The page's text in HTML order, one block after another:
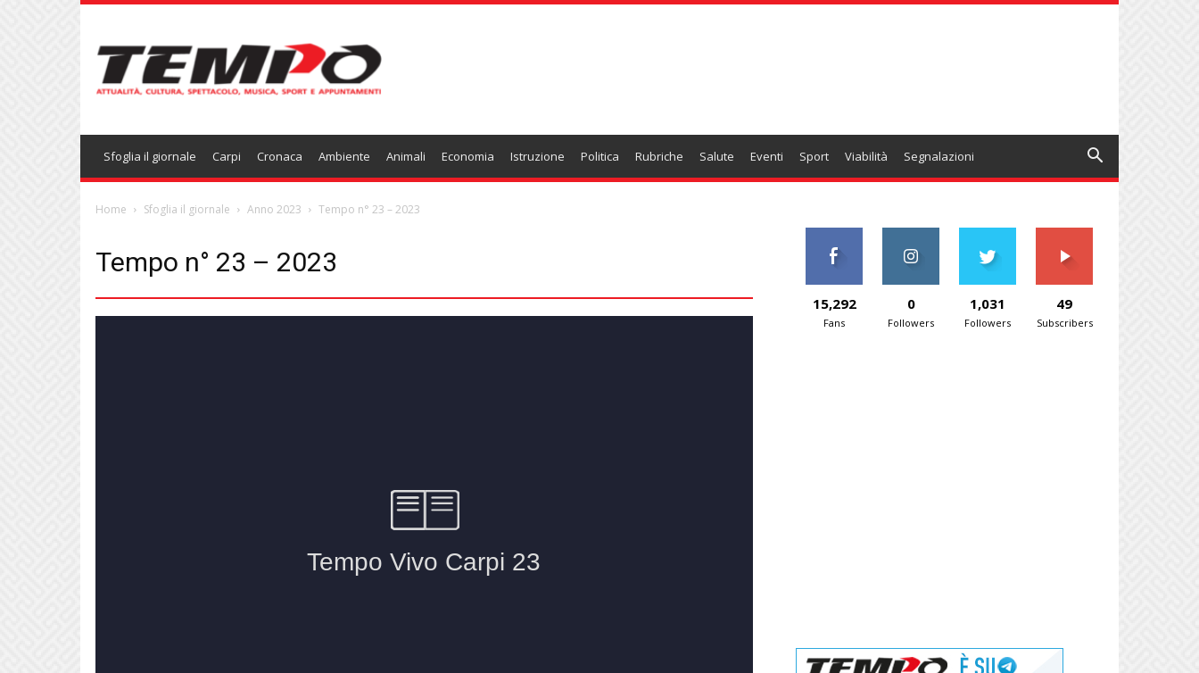
Sfoglia il giornale Carpi Cronaca Ambiente Animali Economia Istruzione Politica Rubriche Salute Eventi Sport Viabilità Segnalazioni
Home Sfoglia il giornale Anno 2023 Tempo n° 23 – 2023
Tempo n° 23 – 2023
15,292
Fans
0
Followers
1,031
Followers
49
Subscribers